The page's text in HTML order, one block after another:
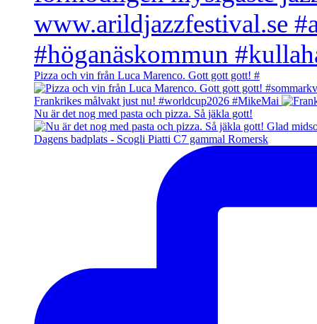
Pizza och vin från Luca Marenco. Gott gott gott! #
Frankrikes målvakt just nu! #worldcup2026 #MikeMai
Nu är det nog med pasta och pizza. Så jäkla gott!
Dagens badplats - Scogli Piatti C7 gammal Romersk